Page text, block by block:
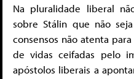
Na pluralidade liberal
sobre Stálin que não
consensos não atenta
de vidas ceifadas pelo
apóstolos liberais a